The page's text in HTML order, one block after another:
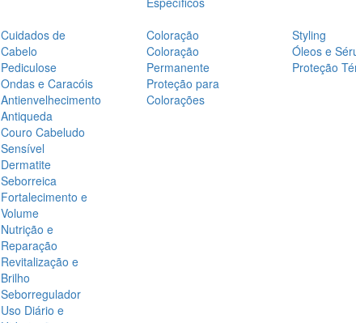
Cuidados de
Cabelo
Pediculose
Ondas e Caracóis
Antienvelhecimento
Antiqueda
Couro Cabeludo
Sensível
Dermatite
Seborreica
Fortalecimento e
Volume
Nutrição e
Reparação
Revitalização e
Brilho
Seborregulador
Uso Diário e
Coloração
Coloração
Permanente
Proteção para
Colorações
Styling
Óleos e
Proteção